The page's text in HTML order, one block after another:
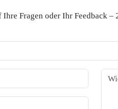
Fragen oder Ihr Feedback